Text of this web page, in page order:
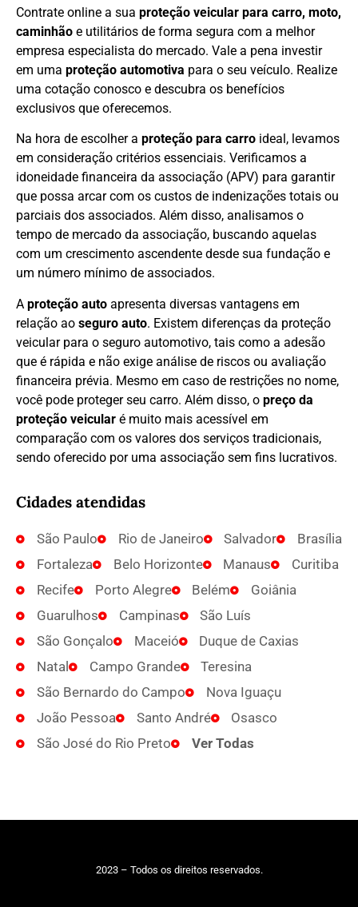
Contrate online a sua proteção veicular para carro, moto,
caminhão e utilitários de forma segura com a melhor
empresa especialista do mercado. Vale a pena investir
em uma proteção automotiva para o seu veículo. Realize
uma cotação conosco e descubra os benefícios
exclusivos que oferecemos.
Na hora de escolher a proteção para carro ideal, levamos
em consideração critérios essenciais. Verificamos a
idoneidade financeira da associação (APV) para garantir
que possa arcar com os custos de indenizações totais ou
parciais dos associados. Além disso, analisamos o
tempo de mercado da associação, buscando aquelas
com um crescimento ascendente desde sua fundação e
um número mínimo de associados.
A proteção auto apresenta diversas vantagens em
relação ao seguro auto. Existem diferenças da proteção
veicular para o seguro automotivo, tais como a adesão
que é rápida e não exige análise de riscos ou avaliação
financeira prévia. Mesmo em caso de restrições no nome,
você pode proteger seu carro. Além disso, o preço da
proteção veicular é muito mais acessível em
comparação com os valores dos serviços tradicionais,
sendo oferecido por uma associação sem fins lucrativos.
Cidades atendidas
São Paulo Rio de Janeiro Salvador
Brasília
Fortaleza
Belo Horizonte Manaus
Curitiba
Recife
Porto Alegre Belém
Goiânia
Guarulhos
Campinas
São Luís
São Gonçalo
Maceió
Duque de Caxias
Natal
Campo Grande
Teresina
São Bernardo do Campo
Nova Iguaçu
João Pessoa
Santo André
Osasco
São José do Rio Preto
Ver Todas
2023 – Todos os direitos reservados.